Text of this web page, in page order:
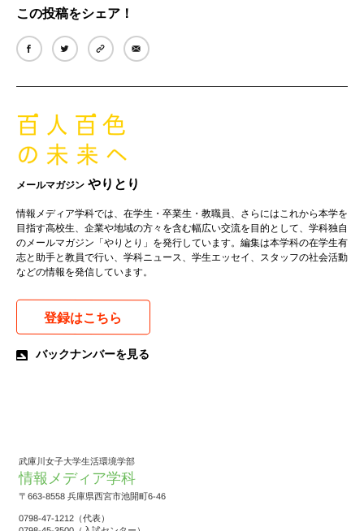
この投稿をシェア！
メールマガジンやりとり
情報メディア学科では、在学生・卒業生・教職員、さらにはこれから本学を
目指す高校生、企業や地域の方々を含む幅広い交流を目的として、学科独自
のメールマガジン「やりとり」を発行しています。編集は本学科の在学生有
志と助手と教員で行い、学科ニュース、学生エッセイ、スタッフの社会活動
などの情報を発信しています。
登録はこちら
バックナンバーを見る
武庫川女子大学生活環境学部
情報メディア学科
〒663-8558 兵庫県西宮市池開町6-46
0798-47-1212（代表）